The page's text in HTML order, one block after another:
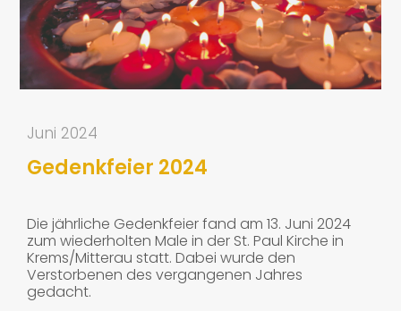
Juni 2024
Gedenkfeier 2024
Die jährliche Gedenkfeier fand am 13. Juni 2024
zum wiederholten Male in der St. Paul Kirche in
Krems/Mitterau statt. Dabei wurde den
Verstorbenen des vergangenen Jahres
gedacht.